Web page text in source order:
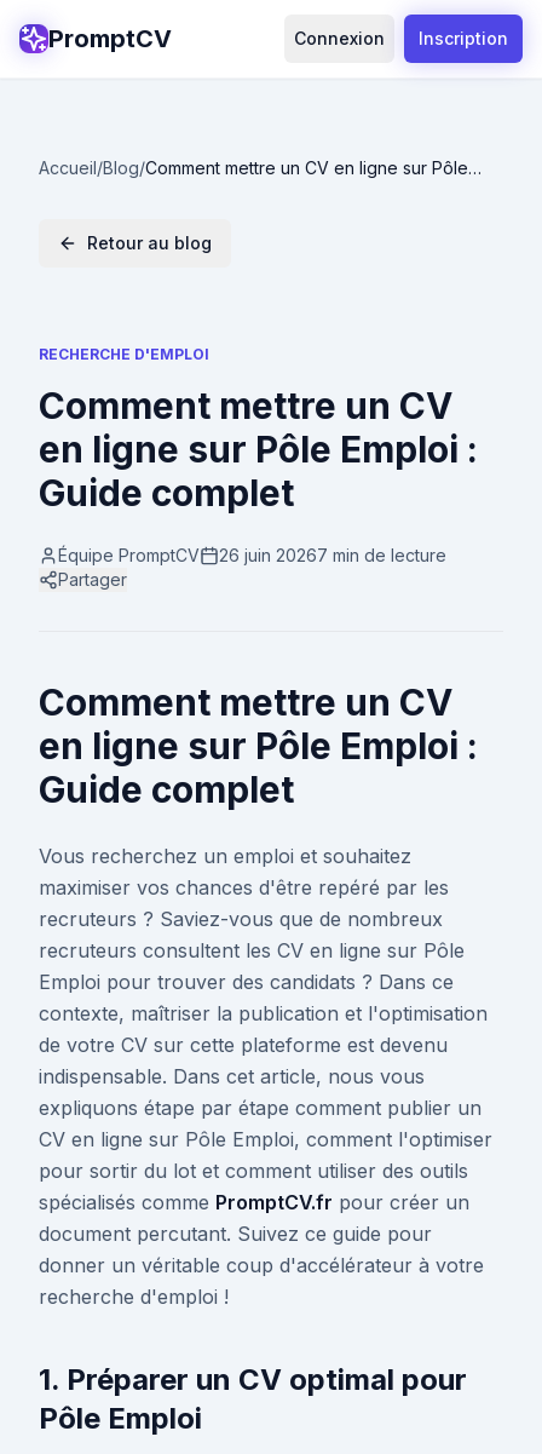
PromptCV Connexion Inscription
Accueil/Blog/Comment mettre un CV en ligne sur Pôle
Retour au blog
RECHERCHE D'EMPLOI
Comment mettre un CV
en ligne sur Pôle Emploi :
Guide complet
Équipe PromptCV 26 juin 20267 min de lecture
Partager
Comment mettre un CV
en ligne sur Pôle Emploi :
Guide complet
Vous recherchez un emploi et souhaitez
maximiser vos chances d'être repéré par les
recruteurs ? Saviez-vous que de nombreux
recruteurs consultent les CV en ligne sur Pôle
Emploi pour trouver des candidats ? Dans ce
contexte, maîtriser la publication et l'optimisation
de votre CV sur cette plateforme est devenu
indispensable. Dans cet article, nous vous
expliquons étape par étape comment publier un
CV en ligne sur Pôle Emploi, comment l'optimiser
pour sortir du lot et comment utiliser des outils
spécialisés comme PromptCV.fr pour créer un
document percutant. Suivez ce guide pour
donner un véritable coup d'accélérateur à votre
recherche d'emploi !
1. Préparer un CV optimal pour
Pôle Emploi